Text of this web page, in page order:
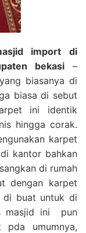
import di
bekasi–
biasanya di
biasa di sebut
ini identik
hingga corak.
karpet
kantor bahkan
di rumah
dengan karpet
di buat untuk di
masjid ini pun
pda umumnya,